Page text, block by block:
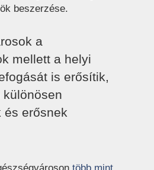
beszerzése.
a
mellett a helyi
is erősítik,
különösen
és erősnek